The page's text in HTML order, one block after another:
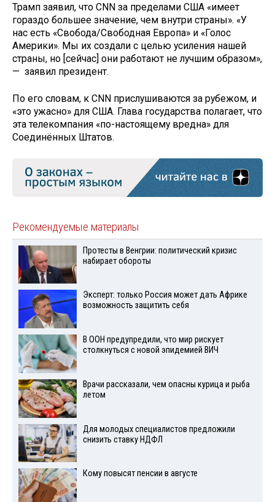
Трамп заявил, что CNN за пределами США «имеет
гораздо большее значение, чем внутри страны». «У
нас есть «Свобода/Свободная Европа» и «Голос
Америки». Мы их создали с целью усиления нашей
страны, но [сейчас] они работают не лучшим образом»,
— заявил президент.
По его словам, к CNN прислушиваются за рубежом, и
«это ужасно» для США. Глава государства полагает, что
эта телекомпания «по-настоящему вредна» для
Соединённых Штатов.
Рекомендуемые материалы
Протесты в Венгрии: политический кризис
набирает обороты
Эксперт: только Россия может дать Африке
возможность защитить себя
В ООН предупредили, что мир рискует
столкнуться с новой эпидемией ВИЧ
Врачи рассказали, чем опасны курица и рыба
летом
Для молодых специалистов предложили
снизить ставку НДФЛ
Кому повысят пенсии в августе